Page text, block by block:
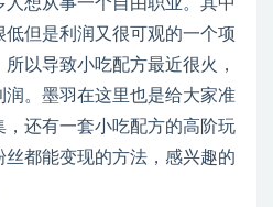
想从事一个自由职业。其中
但是利润又很可观的一个项
以导致小吃配方最近很火，
。墨羽在这里也是给大家准
还有一套小吃配方的高阶玩
都能变现的方法，感兴趣的